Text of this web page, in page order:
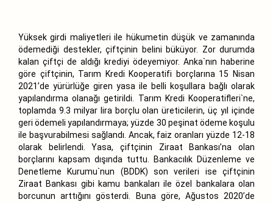
Yüksek girdi maliyetleri ile hükumetin düşük ve zamanında
ödemediği destekler, çiftçinin belini büküyor. Zor durumda
kalan çiftçi de aldığı krediyi ödeyemiyor. Anka`nın haberine
göre çiftçinin, Tarım Kredi Kooperatifi borçlarına 15 Nisan
2021’de yürürlüğe giren yasa ile belli koşullara bağlı olarak
yapılandırma olanağı getirildi. Tarım Kredi Kooperatifleri`ne,
toplamda 9.3 milyar lira borçlu olan üreticilerin, üç yıl içinde
geri ödemeli yapılandırmaya; yüzde 30 peşinat ödeme koşulu
ile başvurabilmesi sağlandı. Ancak, faiz oranları yüzde 12-18
olarak belirlendi. Yasa, çiftçinin Ziraat Bankası’na olan
borçlarını kapsam dışında tuttu. Bankacılık Düzenleme ve
Denetleme Kurumu`nun (BDDK) son verileri ise çiftçinin
Ziraat Bankası gibi kamu bankaları ile özel bankalara olan
borcunun arttığını gösterdi. Buna göre, Ağustos 2020’de